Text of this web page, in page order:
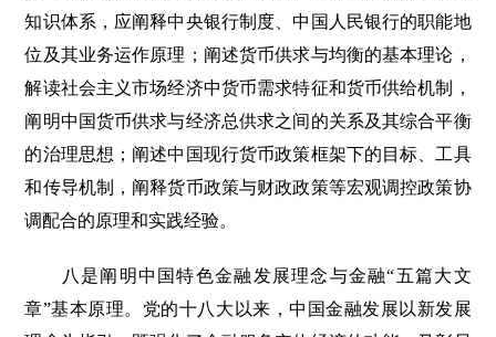
知识体系，应阐释中央银行制度、中国人民银行的职能地
位及其业务运作原理；阐述货币供求与均衡的基本理论，
解读社会主义市场经济中货币需求特征和货币供给机制，
阐明中国货币供求与经济总供求之间的关系及其综合平衡
的治理思想；阐述中国现行货币政策框架下的目标、工具
和传导机制，阐释货币政策与财政政策等宏观调控政策协
调配合的原理和实践经验。
八是阐明中国特色金融发展理念与金融“五篇大文
章”基本原理。党的十八大以来，中国金融发展以新发展